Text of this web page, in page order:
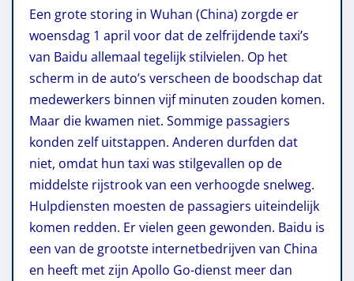
Een grote storing in Wuhan (China) zorgde er
woensdag 1 april voor dat de zelfrijdende taxi’s
van Baidu allemaal tegelijk stilvielen. Op het
scherm in de auto’s verscheen de boodschap dat
medewerkers binnen vijf minuten zouden komen.
Maar die kwamen niet. Sommige passagiers
konden zelf uitstappen. Anderen durfden dat
niet, omdat hun taxi was stilgevallen op de
middelste rijstrook van een verhoogde snelweg.
Hulpdiensten moesten de passagiers uiteindelijk
komen redden. Er vielen geen gewonden. Baidu is
een van de grootste internetbedrijven van China
en heeft met zijn Apollo Go-dienst meer dan